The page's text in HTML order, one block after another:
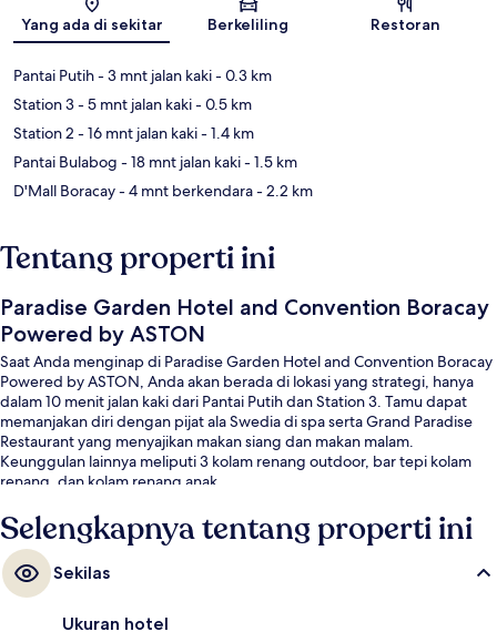
Peta
Yang ada di sekitar Berkeliling Restoran
Pantai Putih- 3 mnt jalan kaki- 0.3 km
Station 3- 5 mnt jalan kaki- 0.5 km
Station 2 - 16 mnt jalan kaki- 1.4 km
Pantai Bulabog - 18 mnt jalan kaki- 1.5 km
D'Mall Boracay- 4 mnt berkendara- 2.2 km
Tentang properti ini
Paradise Garden Hotel and Convention Boracay
Powered by ASTON
Saat Anda menginap di Paradise Garden Hotel and Convention Boracay
Powered by ASTON, Anda akan berada di lokasi yang strategi, hanya
dalam 10 menit jalan kaki dari Pantai Putih dan Station 3. Tamu dapat
memanjakan diri dengan pijat ala Swedia di spa serta Grand Paradise
Restaurant yang menyajikan makan siang dan makan malam.
Keunggulan lainnya meliputi 3 kolam renang outdoor, bar tepi kolam
renang, dan kolam renang anak.
Selengkapnya tentang properti ini
Sekilas
Ukuran hotel